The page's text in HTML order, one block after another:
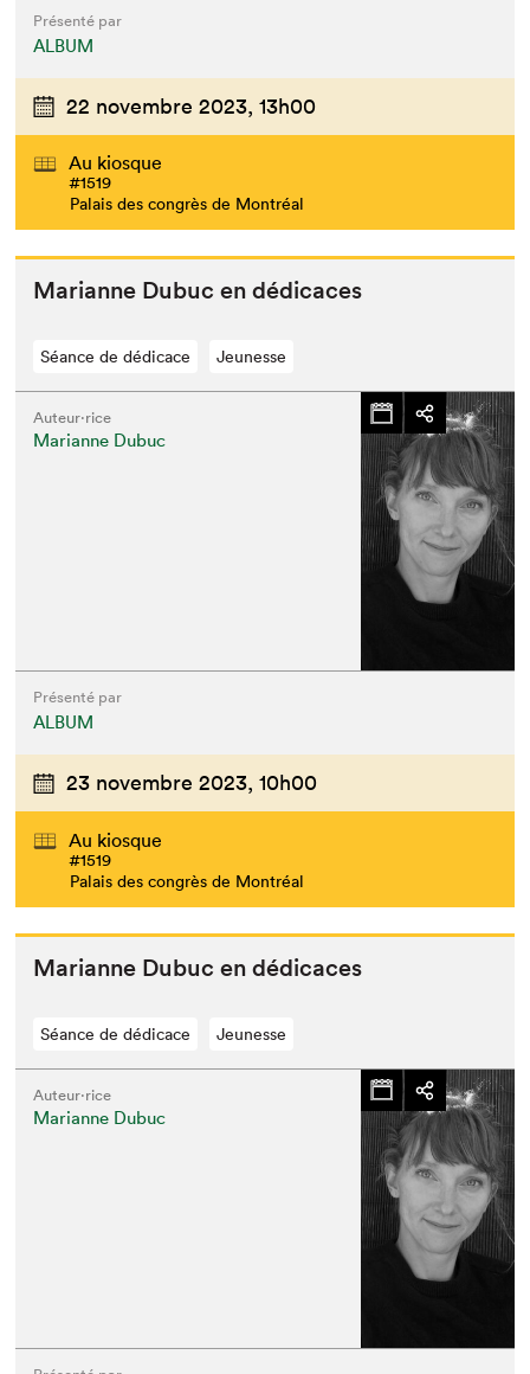
Présenté par
ALBUM
22 novembre 2023, 13h00
Au kiosque
#1519
Palais des congrès de Montréal
Mar­i­anne Dubuc en dédicaces
Séance de dédicace Jeunesse
Auteur·rice
Marianne Dubuc
Présenté par
ALBUM
23 novembre 2023, 10h00
Au kiosque
#1519
Palais des congrès de Montréal
Mar­i­anne Dubuc en dédicaces
Séance de dédicace Jeunesse
Auteur·rice
Marianne Dubuc